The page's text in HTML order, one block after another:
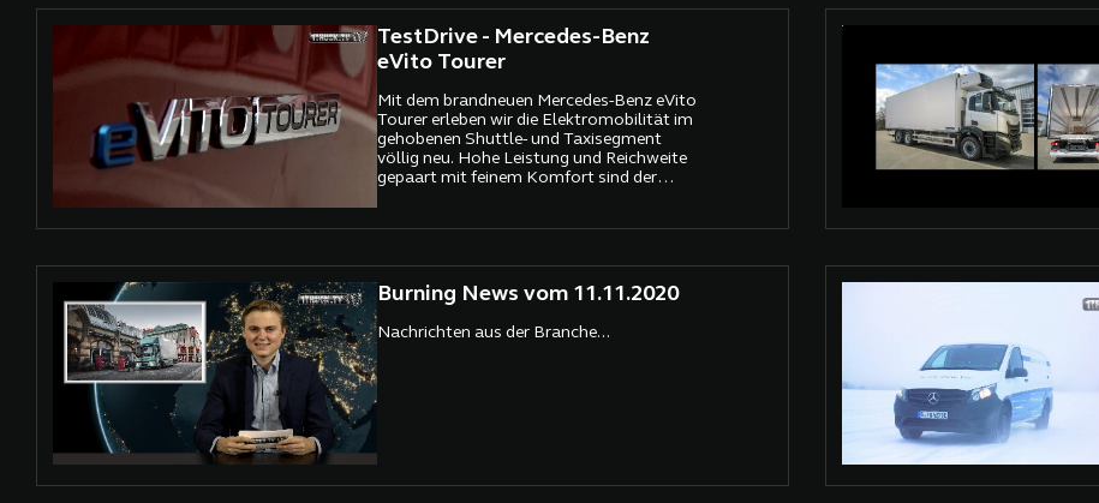
TestDrive - Mercedes-Benz
eVito Tourer
Mit dem brandneuen Mercedes-Benz eVito
Tourer erleben wir die Elektromobilität im
gehobenen Shuttle- und Taxisegment
völlig neu. Hohe Leistung und Reichweite
gepaart mit feinem Komfort sind der
Burning News vom 11.11.2020
Nachrichten aus der Branche...